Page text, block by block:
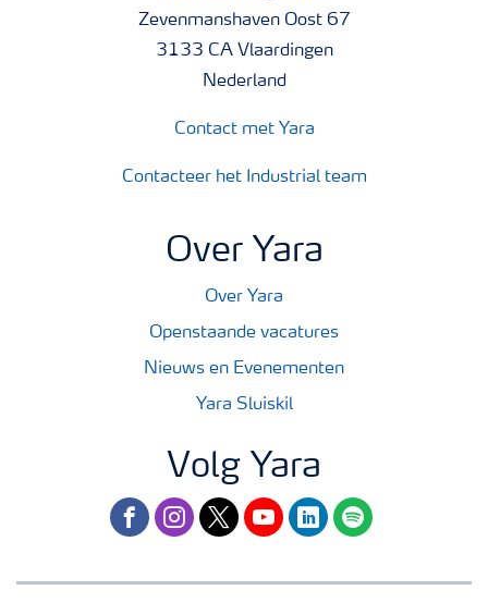
Zevenmanshaven Oost 67
3133 CA Vlaardingen
Nederland
Contact met Yara
Contacteer het Industrial team
Over Yara
Over Yara
Openstaande vacatures
Nieuws en Evenementen
Yara Sluiskil
Volg Yara
facebookinstagram
twitteryoutubelinkedinspotify